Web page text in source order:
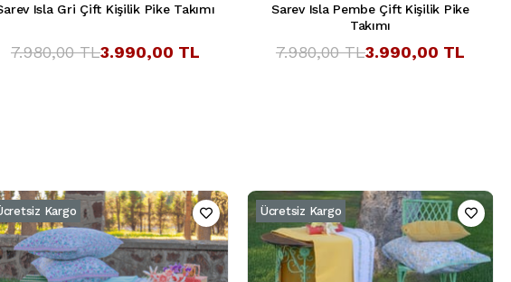
Isla Gri Çift Kişilik Pike Takımı
3.990,00 TL
7.980,00 TL
Sarev Isla Pembe Çift Kişilik Pike
Takımı
3.990,00 TL
7.980,00 TL
Kargo Ücretsiz Kargo